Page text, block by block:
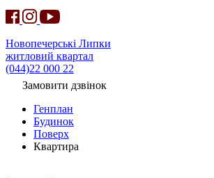
Новопечерські Липки
житловий квартал
(044)22 000 22
Замовити дзвінок
Генплан
Будинок
Поверх
Квартира